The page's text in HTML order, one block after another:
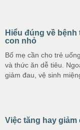
Hiểu đúng về
con nhỏ
Bố mẹ cần cho trẻ
và thức ăn dễ tiêu.
giảm đau, vệ sinh
Việc tăng hay